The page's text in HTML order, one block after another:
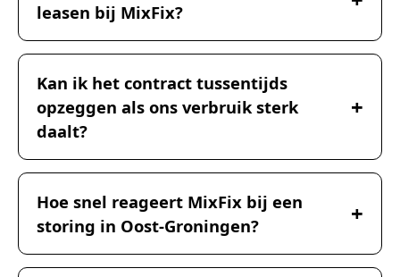
leasen bij MixFix?
Kan ik het contract tussentijds
opzeggen als ons verbruik sterk
daalt?
Hoe snel reageert MixFix bij een
storing in Oost-Groningen?